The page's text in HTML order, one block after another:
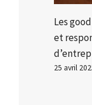
Les
et
25 avril